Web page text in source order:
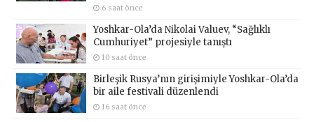
6 saat önce
Yoshkar-Ola’da Nikolai Valuev, “Sağlıklı
Cumhuriyet” projesiyle tanıştı
10 saat önce
Birleşik Rusya’nın girişimiyle Yoshkar-Ola’da
bir aile festivali düzenlendi
16 saat önce